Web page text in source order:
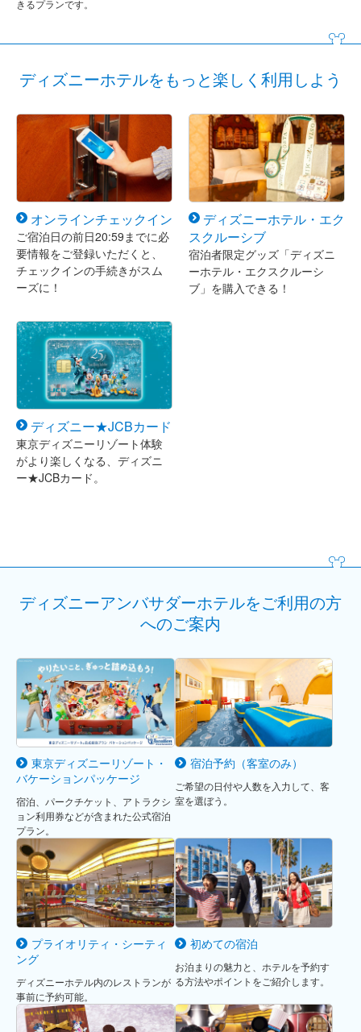
きるプランです。
ディズニーホテルをもっと楽しく利用しよう
オンラインチェックイン
ご宿泊日の前日20:59までに必
要情報をご登録いただくと、
チェックインの手続きがスム
ーズに！
ディズニーホテル・エク
スクルーシブ
宿泊者限定グッズ「ディズニ
ーホテル・エクスクルーシ
ブ」を購入できる！
ディズニー★JCBカード
東京ディズニーリゾート体験
がより楽しくなる、ディズニ
ー★JCBカード。
ディズニーアンバサダーホテルをご利用の方
へのご案内
東京ディズニーリゾート・
バケーションパッケージ
宿泊、パークチケット、アトラクシ
ョン利用券などが含まれた公式宿泊
プラン。
宿泊予約（客室のみ）
ご希望の日付や人数を入力して、客
室を選ぼう。
プライオリティ・シーティ
ング
ディズニーホテル内のレストランが
事前に予約可能。
初めての宿泊
お泊まりの魅力と、ホテルを予約す
る方法やポイントをご紹介します。